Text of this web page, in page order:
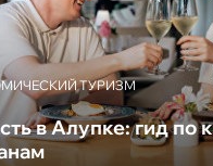
ТУРИЗМ
в Алупке: гид по